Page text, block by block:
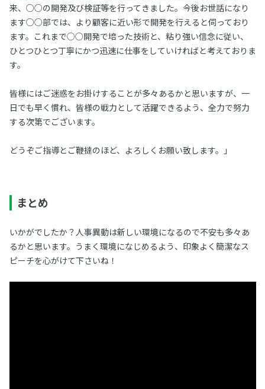
来、○○の開発及び検証等を行ってきました。今後お世話になり
ます○○部では、より顧客に近い形で開発を行えると伺っており
ます。これまで○○開発で培った技術と、粘り強い信念に従い、
ひとつひとつ丁寧にかつ迅速に仕事をしていければと考えておりま
す。
皆様にはご迷惑をお掛けすることが多々あるかと思いますが、一
日でも早く慣れ、皆様の戦力として活躍できるよう、全力で努力
する次第でございます。
どうぞご指導とご鞭撻のほど、よろしくお願い致します。」
まとめ
いかがでしたか？人事異動は新しい環境になるので不安も多々あ
るかと思います。うまく環境になじめるよう、印象よく簡潔なス
ピーチを心がけて下さいね！